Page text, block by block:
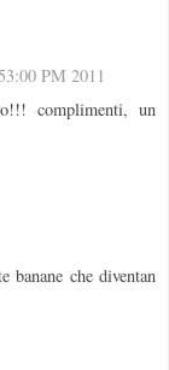
PM 2011
complimenti, un
banane che diventan